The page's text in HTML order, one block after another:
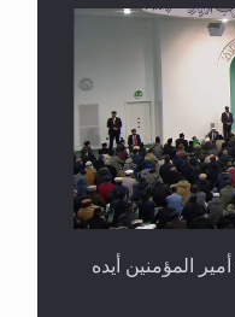
المؤمنين أيده